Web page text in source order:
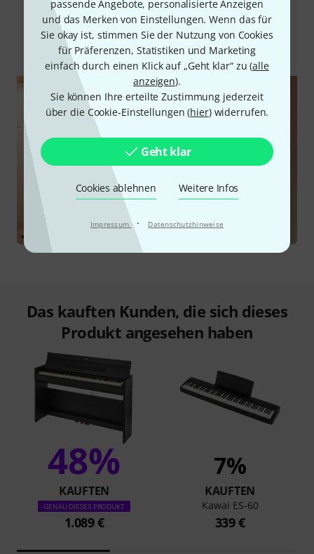
passende Angebote, personalisierte Anzeigen
und das Merken von Einstellungen. Wenn das für
Sie okay ist, stimmen Sie der Nutzung von Cookies
für Präferenzen, Statistiken und Marketing
einfach durch einen Klick auf „Geht klar“ zu (alle
anzeigen).
Sie können Ihre erteilte Zustimmung jederzeit
über die Cookie-Einstellungen (hier) widerrufen.
Geht klar
Cookies ablehnen Weitere Infos
Impressum · Datenschutzhinweise
dieses Zusammenspiel der einzelnen Komponenten
virtuell und in Echtzeit. Das sorgt für einen wesentlich
lebendigeren Klang als ihn einfache, nur auf Sampling
basierende Digitalpianos bieten.
Das kauften Kunden, die sich dieses
Produkt angesehen haben
48%
KAUFTEN
GENAU DIESES PRODUKT
1.089 €
7%
KAUFTEN
Kawai ES-60
339 €